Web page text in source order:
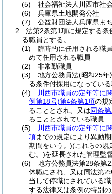
(5)
社会福祉法人川西市社
(6)
兵庫県土地開発公社
(7)
公益財団法人兵庫県ま
2
法第2条第1項に規定する
る職員とする。
(1)
臨時的に任用される職
めて任用される職員
(2)
非常勤職員
(3)
地方公務員法(昭和25年
る条件付採用になっている
(4)
川西市職員の定年等に
例第18号)第4条第1項の規
ることとされ、又は同条
ることとされている職員
(5)
川西市職員の定年等に
項までの規定により異動期
期間をいう。)(これらの規
む。)を延長された管理監
(6)
地方公務員法第28条第
休職にされ、又は同法第
当して停職にされている
する法律又は条例の特別